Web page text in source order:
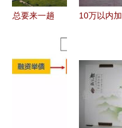
总要来一趟
南新城的投
10万以内加
项目推荐